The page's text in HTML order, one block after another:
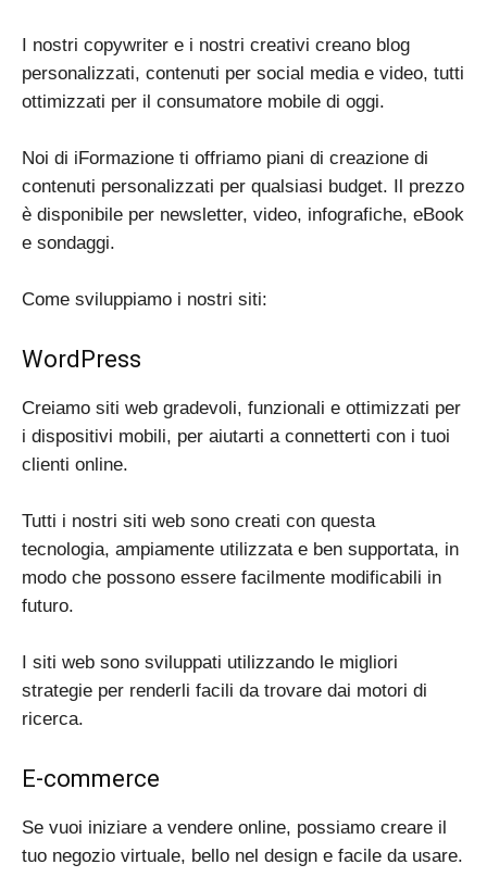
I nostri copywriter e i nostri creativi creano blog
personalizzati, contenuti per social media e video, tutti
ottimizzati per il consumatore mobile di oggi.
Noi di iFormazione ti offriamo piani di creazione di
contenuti personalizzati per qualsiasi budget. Il prezzo
è disponibile per newsletter, video, infografiche, eBook
e sondaggi.
Come sviluppiamo i nostri siti:
WordPress
Creiamo siti web gradevoli, funzionali e ottimizzati per
i dispositivi mobili, per aiutarti a connetterti con i tuoi
clienti online.
Tutti i nostri siti web sono creati con questa
tecnologia, ampiamente utilizzata e ben supportata, in
modo che possono essere facilmente modificabili in
futuro.
I siti web sono sviluppati utilizzando le migliori
strategie per renderli facili da trovare dai motori di
ricerca.
E-commerce
Se vuoi iniziare a vendere online, possiamo creare il
tuo negozio virtuale, bello nel design e facile da usare.